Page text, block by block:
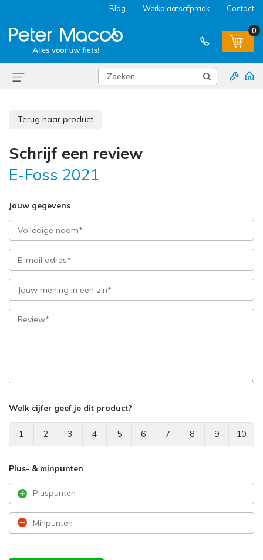
Blog Werkplaatsafpraak Contact
0
Terug naar product
Schrijf een review
E-Foss 2021
Jouw gegevens
Welk cijfer geef je dit product?
1 2 3 4 5 6 7 8 9 10
Plus- & minpunten